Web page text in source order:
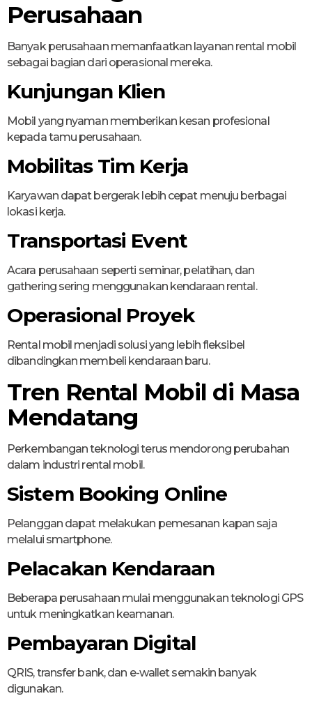
Perusahaan
Banyak perusahaan memanfaatkan layanan rental mobil
sebagai bagian dari operasional mereka.
Kunjungan Klien
Mobil yang nyaman memberikan kesan profesional
kepada tamu perusahaan.
Mobilitas Tim Kerja
Karyawan dapat bergerak lebih cepat menuju berbagai
lokasi kerja.
Transportasi Event
Acara perusahaan seperti seminar, pelatihan, dan
gathering sering menggunakan kendaraan rental.
Operasional Proyek
Rental mobil menjadi solusi yang lebih fleksibel
dibandingkan membeli kendaraan baru.
Tren Rental Mobil di Masa
Mendatang
Perkembangan teknologi terus mendorong perubahan
dalam industri rental mobil.
Sistem Booking Online
Pelanggan dapat melakukan pemesanan kapan saja
melalui smartphone.
Pelacakan Kendaraan
Beberapa perusahaan mulai menggunakan teknologi GPS
untuk meningkatkan keamanan.
Pembayaran Digital
QRIS, transfer bank, dan e-wallet semakin banyak
digunakan.